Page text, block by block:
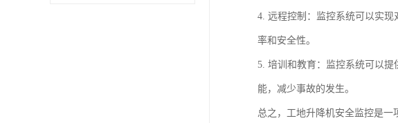
4. 远程控制：监控系统可以实
率和安全性。
5. 培训和教育：监控系统可以
能，减少事故的发生。
总之，工地升降机安全监控是一